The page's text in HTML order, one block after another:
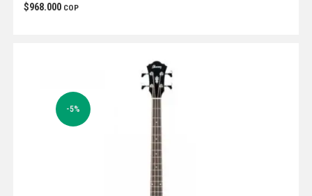
$968.000 COP
-5%